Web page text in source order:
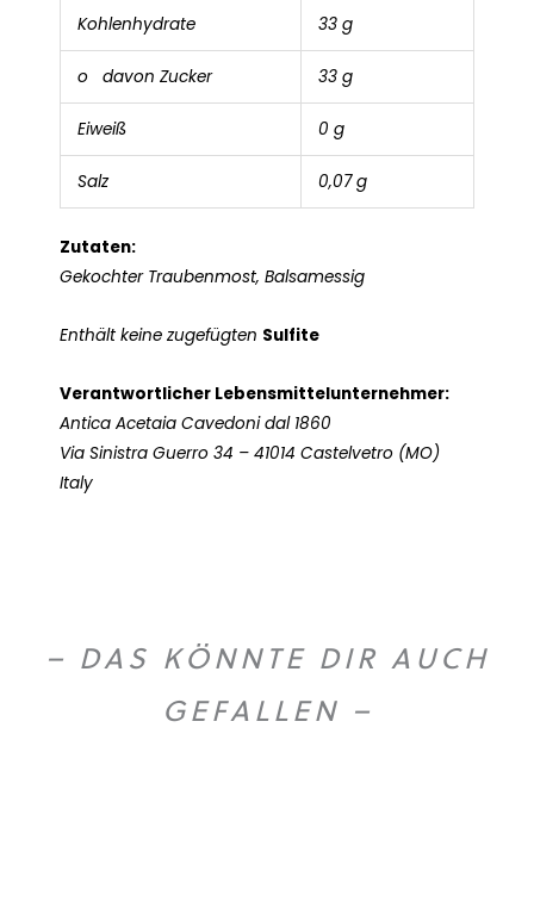
Kohlenhydrate 33 g
o davon Zucker 33 g
Eiweiß 0 g
Salz 0,07 g
Zutaten:
Gekochter Traubenmost, Balsamessig
Enthält keine zugefügten Sulfite
Verantwortlicher Lebensmittelunternehmer:
Antica Acetaia Cavedoni dal 1860
Via Sinistra Guerro 34 – 41014 Castelvetro (MO)
Italy
– DAS KÖNNTE DIR AUCH
GEFALLEN –